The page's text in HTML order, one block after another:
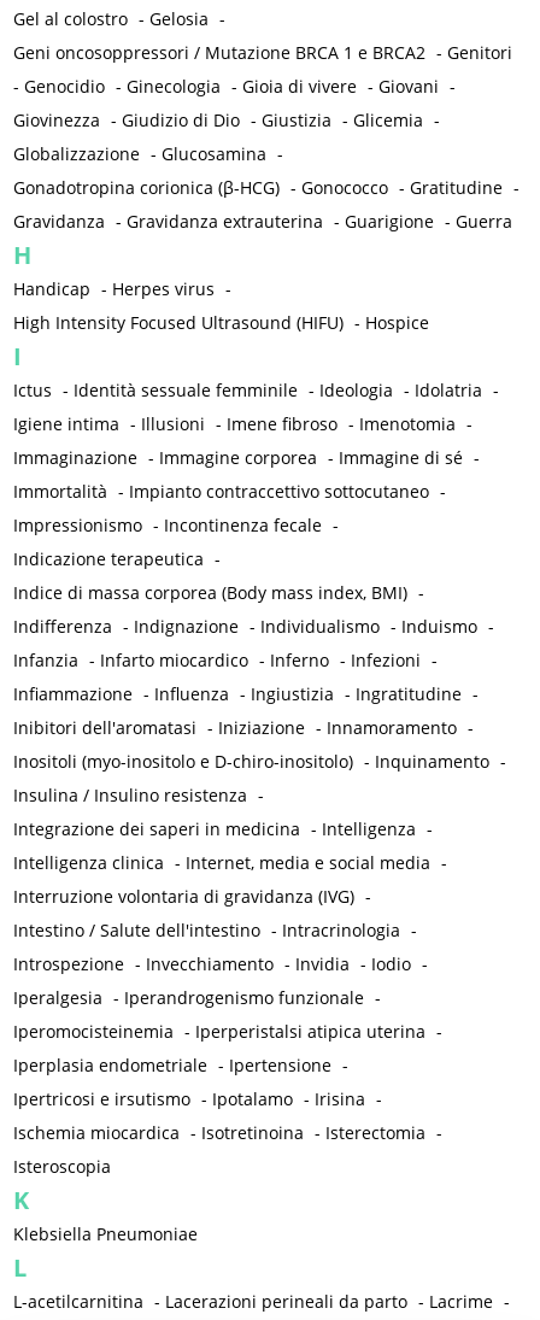
Gel al colostro -Gelosia -
Geni oncosoppressori / Mutazione BRCA 1 e BRCA2 -Genitori
-Genocidio -Ginecologia -Gioia di vivere -Giovani -
Giovinezza -Giudizio di Dio -Giustizia -Glicemia -
Globalizzazione -Glucosamina -
Gonadotropina corionica (β-HCG) -Gonococco -Gratitudine -
Gravidanza -Gravidanza extrauterina -Guarigione -Guerra
H
Handicap - Herpes virus -
High Intensity Focused Ultrasound (HIFU) - Hospice
I
Ictus - Identità sessuale femminile - Ideologia - Idolatria -
Igiene intima - Illusioni - Imene fibroso - Imenotomia -
Immaginazione - Immagine corporea - Immagine di sé -
Immortalità - Impianto contraccettivo sottocutaneo -
Impressionismo - Incontinenza fecale -
Indicazione terapeutica -
Indice di massa corporea (Body mass index, BMI) -
Indifferenza - Indignazione - Individualismo - Induismo -
Infanzia - Infarto miocardico - Inferno - Infezioni -
Infiammazione - Influenza - Ingiustizia - Ingratitudine -
Inibitori dell'aromatasi - Iniziazione - Innamoramento -
Inositoli (myo-inositolo e D-chiro-inositolo) - Inquinamento -
Insulina / Insulino resistenza -
Integrazione dei saperi in medicina - Intelligenza -
Intelligenza clinica - Internet, media e social media -
Interruzione volontaria di gravidanza (IVG) -
Intestino / Salute dell'intestino - Intracrinologia -
Introspezione - Invecchiamento - Invidia - Iodio -
Iperalgesia - Iperandrogenismo funzionale -
Iperomocisteinemia - Iperperistalsi atipica uterina -
Iperplasia endometriale - Ipertensione -
Ipertricosi e irsutismo - Ipotalamo - Irisina -
Ischemia miocardica - Isotretinoina - Isterectomia -
Isteroscopia
K
Klebsiella Pneumoniae
L
L-acetilcarnitina - Lacerazioni perineali da parto - Lacrime -